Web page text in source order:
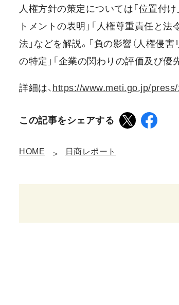
人権方針の策定については「位置付け
トメントの表明」「人権尊重責任と
法」などを解説。「負の影響（人権侵
の特定」「企業の関わりの評価及び優
詳細は、 https://www.meti.go.jp/
この記事をシェアする
HOME 日商レポート